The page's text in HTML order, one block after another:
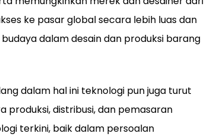
ke pasar global secara lebih luas dan
dalam desain dan produksi barang
dalam hal ini teknologi pun juga turut
distribusi, dan pemasaran
terkini, baik dalam persoalan